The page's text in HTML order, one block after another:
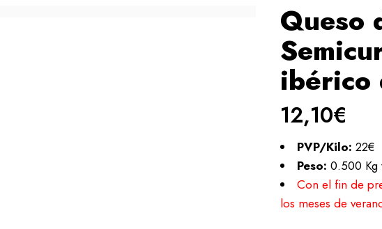
Queso
ibérico
12,10€
PVP/Kilo: 22€
Peso: 0.500 Kg
Con el fin de
los meses de